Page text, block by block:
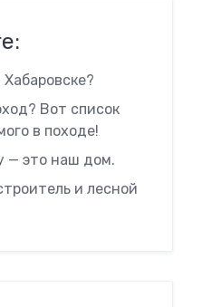
Вот список
в походе!
— это наш дом.
и лесной